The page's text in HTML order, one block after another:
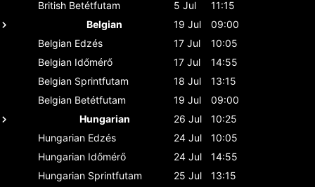
British Betétfutam 5 Jul
11:15
Belgian
19 Jul
09:00
Belgian Edzés 17 Jul
10:05
Belgian Időmérő 17 Jul
14:55
Belgian Sprintfutam 18 Jul
13:15
Belgian Betétfutam 19 Jul
09:00
Hungarian
26 Jul
10:25
Hungarian Edzés 24 Jul
10:05
Hungarian Időmérő 24 Jul
14:55
Hungarian Sprintfutam 25 Jul
13:15